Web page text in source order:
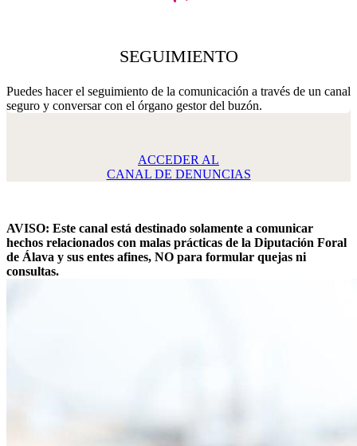
SEGUIMIENTO
Puedes hacer el seguimiento de la comunicación a través de un canal
seguro y conversar con el órgano gestor del buzón.
ACCEDER AL
CANAL DE DENUNCIAS
AVISO: Este canal está destinado solamente a comunicar
hechos relacionados con malas prácticas de la Diputación Foral
de Álava y sus entes afines, NO para formular quejas ni
consultas.